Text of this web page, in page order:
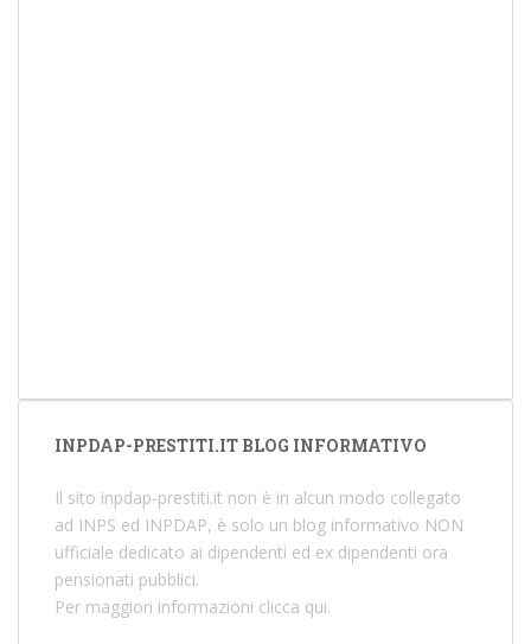
INPDAP-PRESTITI.IT BLOG INFORMATIVO
Il sito inpdap-prestiti.it non è in alcun modo collegato
ad INPS ed INPDAP, è solo un blog informativo NON
ufficiale dedicato ai dipendenti ed ex dipendenti ora
pensionati pubblici.
Per maggiori informazioni clicca qui.